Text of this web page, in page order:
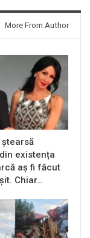
More From Author
ștearsă
existența
aș fi făcut
Chiar…